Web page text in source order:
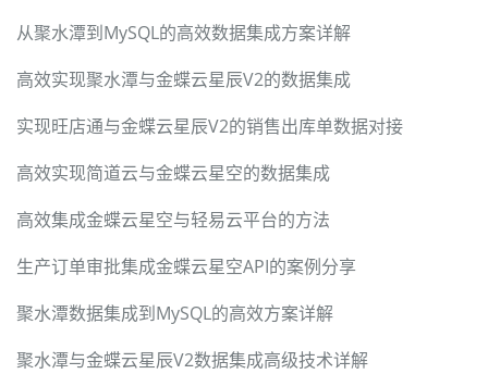
从聚水潭到MySQL的高效数据集成方案详解
高效实现聚水潭与金蝶云星辰V2的数据集成
实现旺店通与金蝶云星辰V2的销售出库单数据对接
高效实现简道云与金蝶云星空的数据集成
高效集成金蝶云星空与轻易云平台的方法
生产订单审批集成金蝶云星空API的案例分享
聚水潭数据集成到MySQL的高效方案详解
聚水潭与金蝶云星辰V2数据集成高级技术详解